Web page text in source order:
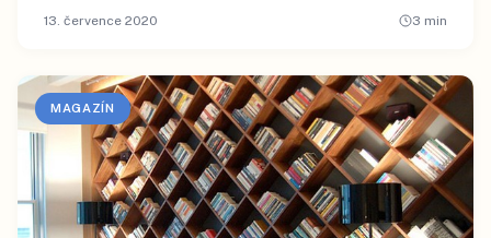
13. července 2020 3 min
MAGAZÍN